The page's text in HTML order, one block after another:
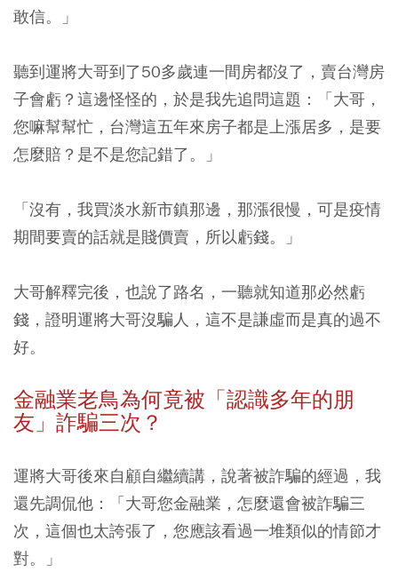
敢信。」
聽到運將大哥到了50多歲連一間房都沒了，賣台灣房
子會虧？這邊怪怪的，於是我先追問這題：「大哥，
您嘛幫幫忙，台灣這五年來房子都是上漲居多，是要
怎麼賠？是不是您記錯了。」
「沒有，我買淡水新市鎮那邊，那漲很慢，可是疫情
期間要賣的話就是賤價賣，所以虧錢。」
大哥解釋完後，也說了路名，一聽就知道那必然虧
錢，證明運將大哥沒騙人，這不是謙虛而是真的過不
好。
金融業老鳥為何竟被「認識多年的朋
友」詐騙三次？
運將大哥後來自顧自繼續講，說著被詐騙的經過，我
還先調侃他：「大哥您金融業，怎麼還會被詐騙三
次，這個也太誇張了，您應該看過一堆類似的情節才
對。」